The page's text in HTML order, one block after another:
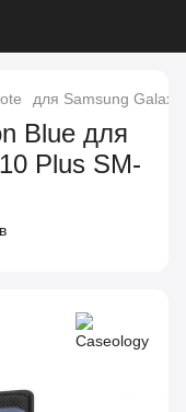
для Samsung
Blue для
Plus SM-